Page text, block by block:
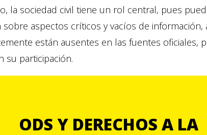
la sociedad civil tiene un rol central, pues
sobre aspectos críticos y vacíos de
están ausentes en las fuentes
su participación.
ODS Y DERECHOS A LA